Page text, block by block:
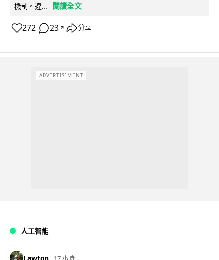
機制。違...
閱讀全文
272 23 ↗ 分享
ADVERTISEMENT
人工智能
Lawton 17 小時